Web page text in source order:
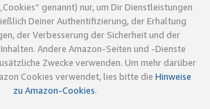
genannt) nur, um Dir Dienstleistungen
Deiner Authentifizierung, der Erhaltung
der Verbesserung der Sicherheit und der
Andere Amazon-Seiten und -Dienste
Zwecke verwenden. Um mehr darüber
Cookies verwendet, lies bitte die Hinweise
zu Amazon-Cookies.